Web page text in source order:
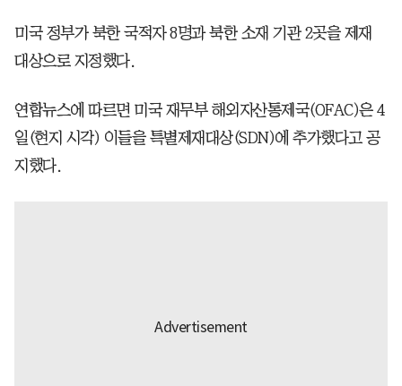
미국 정부가 북한 국적자 8명과 북한 소재 기관 2곳을 제재
대상으로 지정했다.
연합뉴스에 따르면 미국 재무부 해외자산통제국(OFAC)은 4
일(현지 시각) 이들을 특별제재대상(SDN)에 추가했다고 공
지했다.